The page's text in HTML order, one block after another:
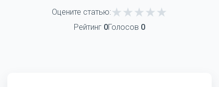
Оцените статью:
Рейтинг 0Голосов 0